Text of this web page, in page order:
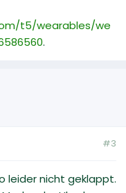
t5/wearables/we
.
#3
leider nicht geklappt.